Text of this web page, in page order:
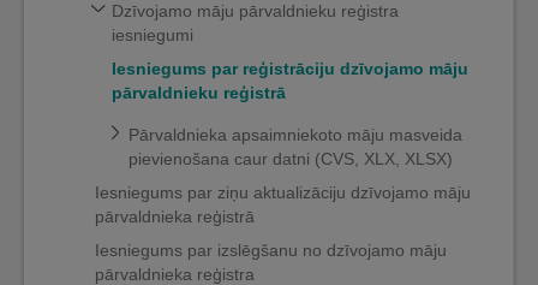
Dzīvojamo māju pārvaldnieku reģistra
iesniegumi
Iesniegums par reģistrāciju dzīvojamo māju
pārvaldnieku reģistrā
Pārvaldnieka apsaimniekoto māju masveida
pievienošana caur datni (CVS, XLX, XLSX)
Iesniegums par ziņu aktualizāciju dzīvojamo māju
pārvaldnieka reģistrā
Iesniegums par izslēgšanu no dzīvojamo māju
pārvaldnieka reģistra